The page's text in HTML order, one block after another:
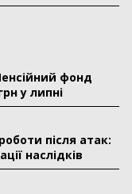
фонд
у липні
після атак:
наслідків